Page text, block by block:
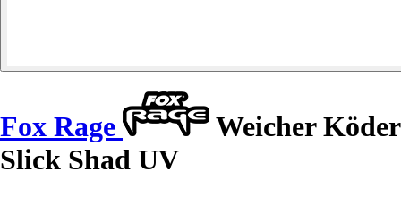
Fox Rage
Weicher Köder
Slick Shad UV